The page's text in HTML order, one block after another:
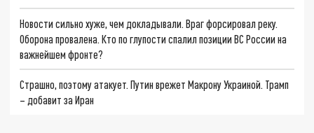
Новости сильно хуже, чем докладывали. Враг форсировал реку.
Оборона провалена. Кто по глупости спалил позиции ВС России на
важнейшем фронте?
Страшно, поэтому атакует. Путин врежет Макрону Украиной. Трамп
– добавит за Иран